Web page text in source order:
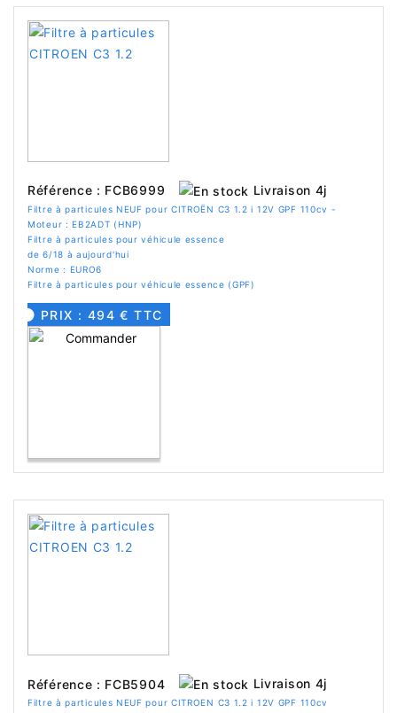
Référence : FCB6999 Livraison 4j
Filtre à particules NEUF pour CITROËN C3 1.2 i 12V GPF 110cv -
Moteur : EB2ADT (HNP)
Filtre à particules pour véhicule essence
de 6/18 à aujourd'hui
Norme : EURO6
Filtre à particules pour véhicule essence (GPF)
PRIX : 494 € TTC
Référence : FCB5904 Livraison 4j
Filtre à particules NEUF pour CITROEN C3 1.2 i 12V GPF 110cv